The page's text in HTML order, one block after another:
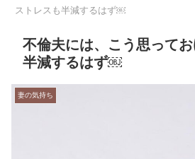
ストレスも半減するはず￼
不倫夫には、こう思って
半減するはず￼
妻の気持ち